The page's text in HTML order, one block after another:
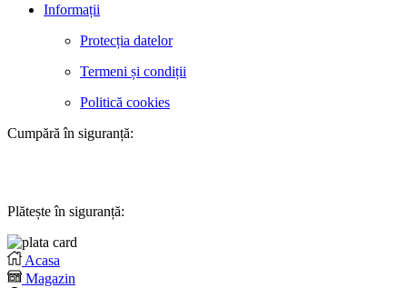
Informații
Protecția datelor
Termeni și condiții
Politică cookies
Cumpără în siguranță:
Plătește în siguranță:
Acasa
Magazin